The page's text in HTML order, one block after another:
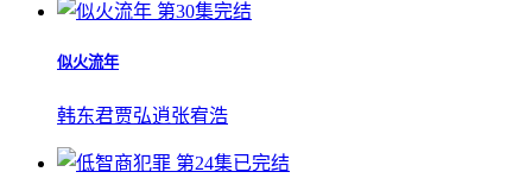
第30集完结
似火流年
韩东君贾弘逍张宥浩
第24集已完结